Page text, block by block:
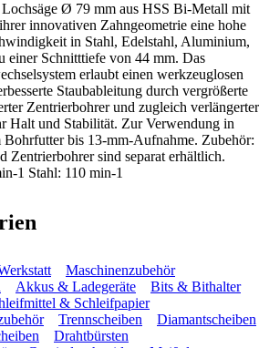
Ø 79 mm aus HSS Bi-Metall mit
innovativen Zahngeometrie eine hohe
in Stahl, Edelstahl, Aluminium,
einer Schnitttiefe von 44 mm. Das
erlaubt einen werkzeuglosen
Staubableitung durch vergrößerte
Zentrierbohrer und zugleich verlängerter
Halt und Stabilität. Zur Verwendung in
Bohrfutter bis 13-mm-Aufnahme. Zubehör:
Zentrierbohrer sind separat erhältlich.
1 Stahl: 110 min-1
Maschinenzubehör
Akkus & Ladegeräte
Bits & Bithalter
& Schleifpapier
Trennscheiben
Diamantscheiben
Drahtbürsten